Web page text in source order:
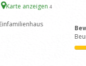
Karte anzeigen 4